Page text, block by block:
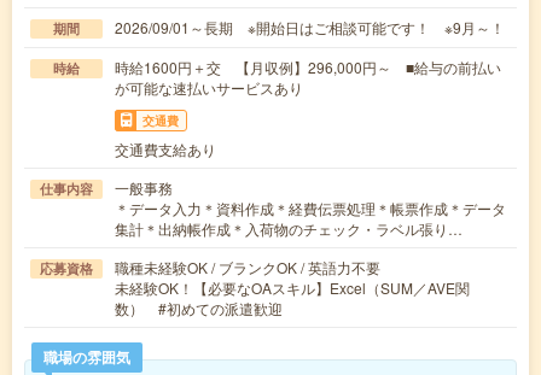
期間 2026/09/01～長期 ※開始日はご相談可能です！ ※9月～！
時給
時給1600円＋交 【月収例】296,000円～ ■給与の前払い
が可能な速払いサービスあり
交通費
交通費支給あり
仕事内容
一般事務
＊データ入力＊資料作成＊経費伝票処理＊帳票作成＊データ
集計＊出納帳作成＊入荷物のチェック・ラベル張り…
応募資格
職種未経験OK / ブランクOK / 英語力不要
未経験OK！【必要なOAスキル】Excel（SUM／AVE関
数） #初めての派遣歓迎
職場の雰囲気